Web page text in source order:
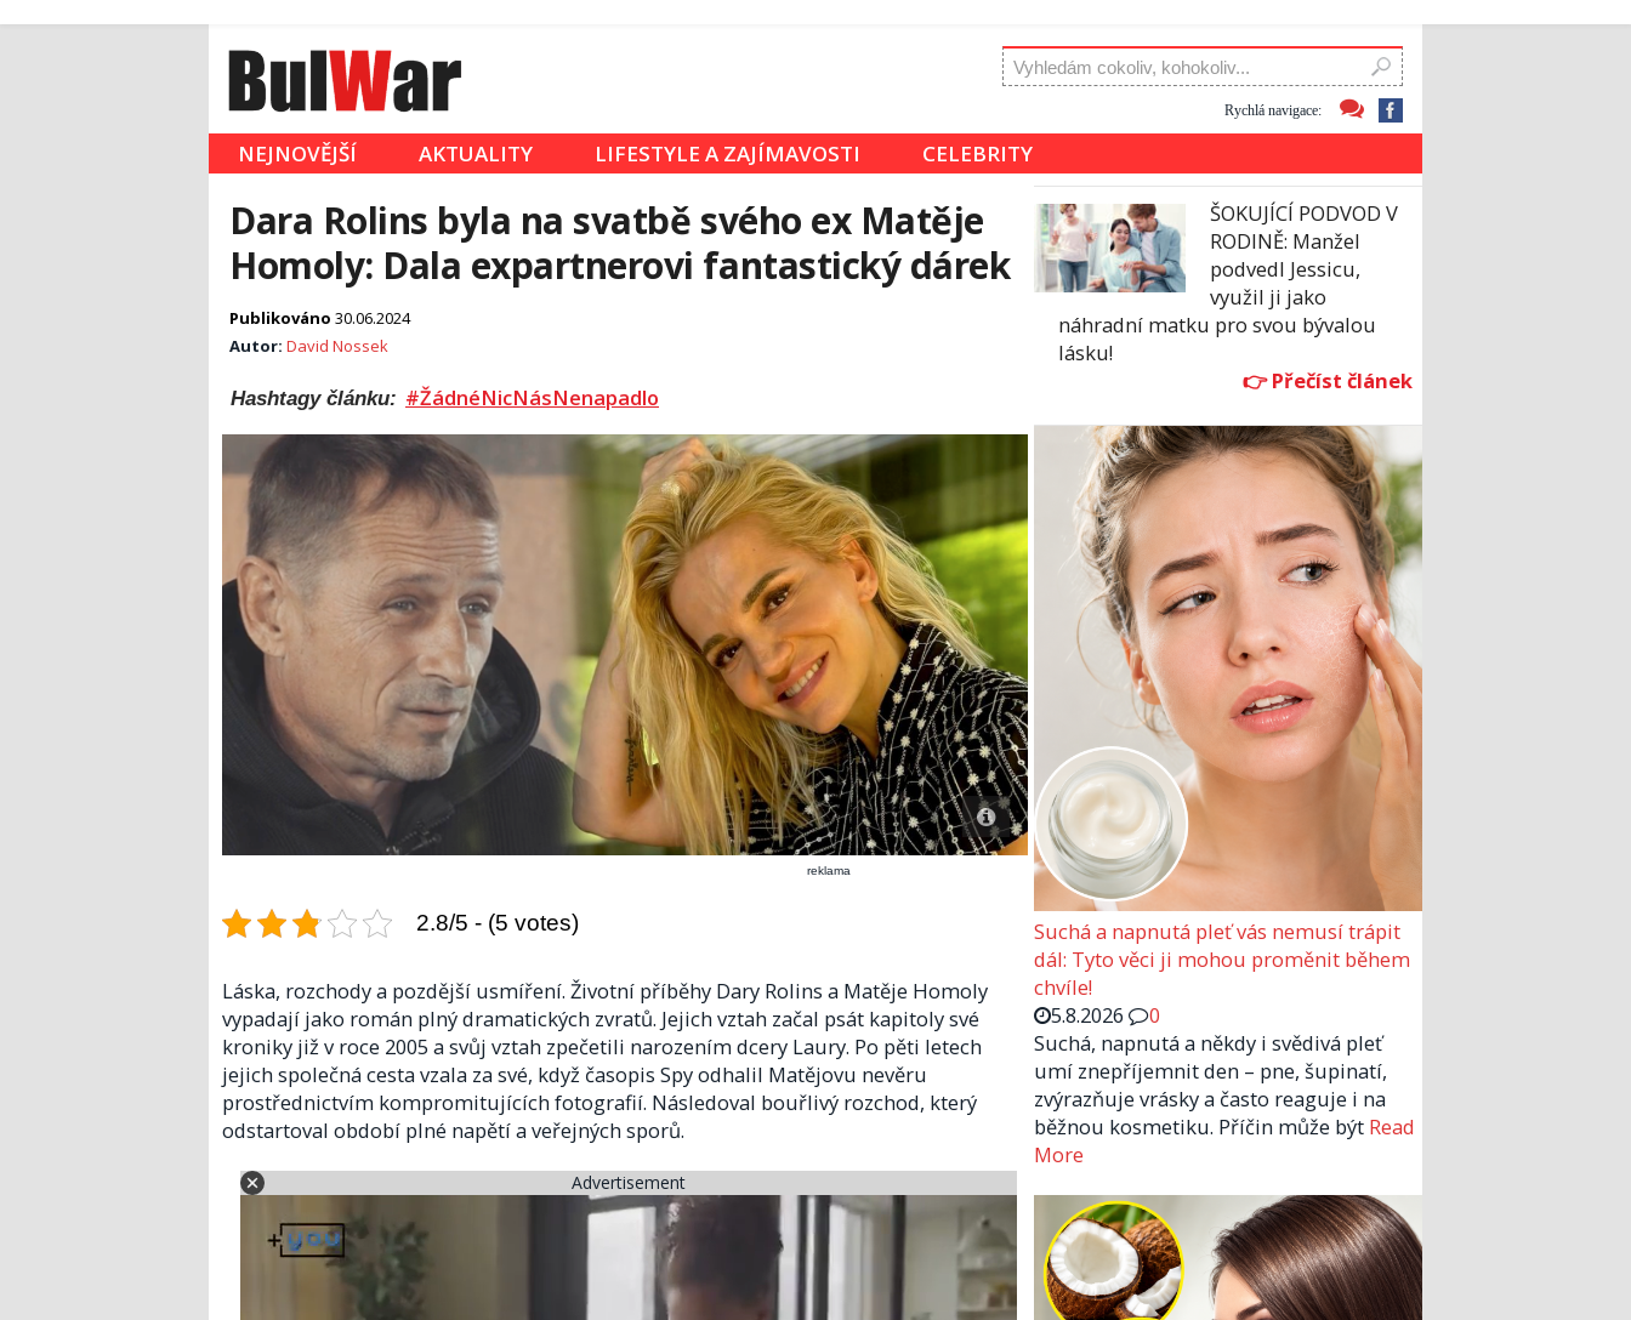
Rychlá navigace:
NEJNOVĚJŠÍ AKTUALITY LIFESTYLE A ZAJÍMAVOSTI CELEBRITY
Dara Rolins byla na svatbě svého ex Matěje
Homoly: Dala expartnerovi fantastický dárek
Publikováno 30.06.2024
Autor: David Nossek
Hashtagy článku: #ŽádnéNicNásNenapadlo
reklama
2.8/5 - (5 votes)
Láska, rozchody a pozdější usmíření. Životní příběhy Dary Rolins a Matěje Homoly
vypadají jako román plný dramatických zvratů. Jejich vztah začal psát kapitoly své
kroniky již v roce 2005 a svůj vztah zpečetili narozením dcery Laury. Po pěti letech
jejich společná cesta vzala za své, když časopis Spy odhalil Matějovu nevěru
prostřednictvím kompromitujících fotografií. Následoval bouřlivý rozchod, který
odstartoval období plné napětí a veřejných sporů.
Advertisement
ŠOKUJÍCÍ PODVOD V
RODINĚ: Manžel
podvedl Jessicu,
využil ji jako
náhradní matku pro svou bývalou
lásku!
Suchá a napnutá pleť vás nemusí trápit
dál: Tyto věci ji mohou proměnit během
chvíle!
5.8.2026
0
Suchá, napnutá a někdy i svědivá pleť
umí znepříjemnit den – pne, šupinatí,
zvýrazňuje vrásky a často reaguje i na
běžnou kosmetiku. Příčin může být Read
More